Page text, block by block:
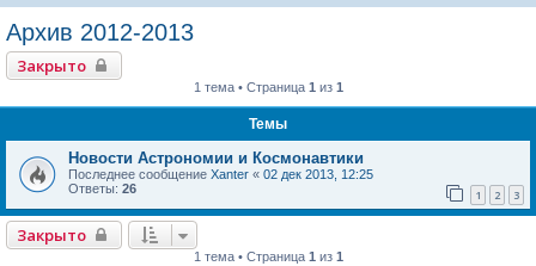
Архив 2012-2013
Закрыто
1 тема • Страница 1 из 1
Темы
Новости Астрономии и Космонавтики
Последнее сообщение Xanter « 02 дек 2013, 12:25
Ответы: 26 1 2 3
Закрыто
1 тема • Страница 1 из 1